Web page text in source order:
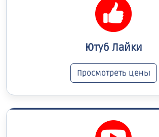
Ютуб Лайки
Просмотреть цены